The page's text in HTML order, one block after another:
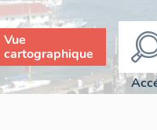
Vue
cartographique